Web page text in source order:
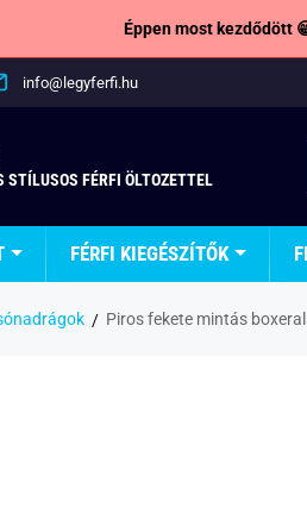
Éppen most kezdődött
info@legyferfi.hu
STÍLUSOS FÉRFI ÖLTOZETTEL
FÉRFI KIEGÉSZÍTŐK
Piros fekete mintás